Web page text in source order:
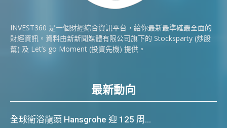
INVEST360 是一個財經綜合資訊平台，給你最新最準確最全面的
財經資訊。資料由新新聞媒體有限公司旗下的 Stocksparty (炒股
幫) 及 Let’s go Moment (投資先機) 提供。
最新動向
全球衛浴龍頭 Hansgrohe 迎 125 周...